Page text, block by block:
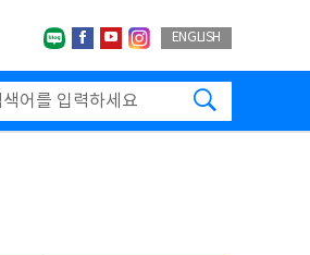
네이버블로그
페이스북
유투브인스타그랩
ENGLISH